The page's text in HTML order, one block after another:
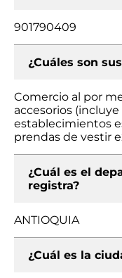
901790409
¿Cuáles son
Comercio al por
accesorios
establecimientos
prendas de vestir
¿Cuál es el
registra?
ANTIOQUIA
¿Cuál es la